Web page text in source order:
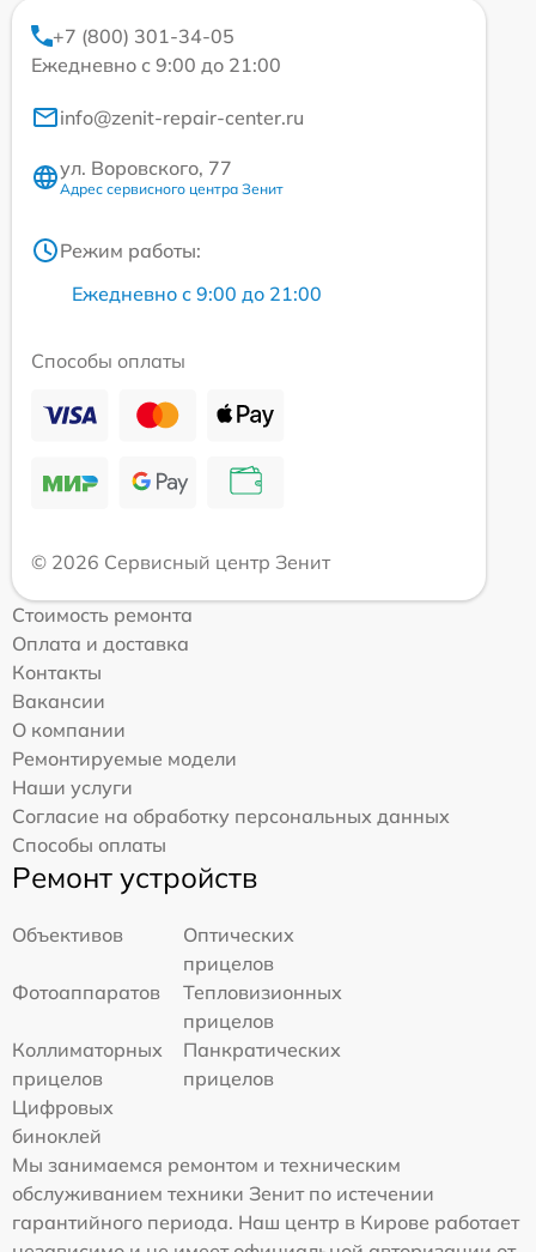
+7 (800) 301-34-05
Ежедневно с 9:00 до 21:00
info@zenit-repair-center.ru
ул. Воровского, 77
Адрес сервисного центра Зенит
Режим работы:
Ежедневно с 9:00 до 21:00
Способы оплаты
© 2026 Сервисный центр Зенит
Стоимость ремонта
Оплата и доставка
Контакты
Вакансии
О компании
Ремонтируемые модели
Наши услуги
Согласие на обработку персональных данных
Способы оплаты
Ремонт устройств
Объективов
Оптических
прицелов
Фотоаппаратов
Тепловизионных
прицелов
Коллиматорных
прицелов
Панкратических
прицелов
Цифровых
биноклей
Мы занимаемся ремонтом и техническим
обслуживанием техники Зенит по истечении
гарантийного периода. Наш центр в Кирове работает